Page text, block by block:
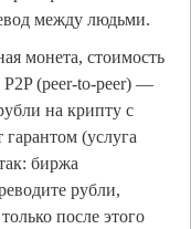
между людьми.
монета, стоимость
P2P (peer-to-peer) —
на крипту с
(услуга
биржа
рубли,
после этого